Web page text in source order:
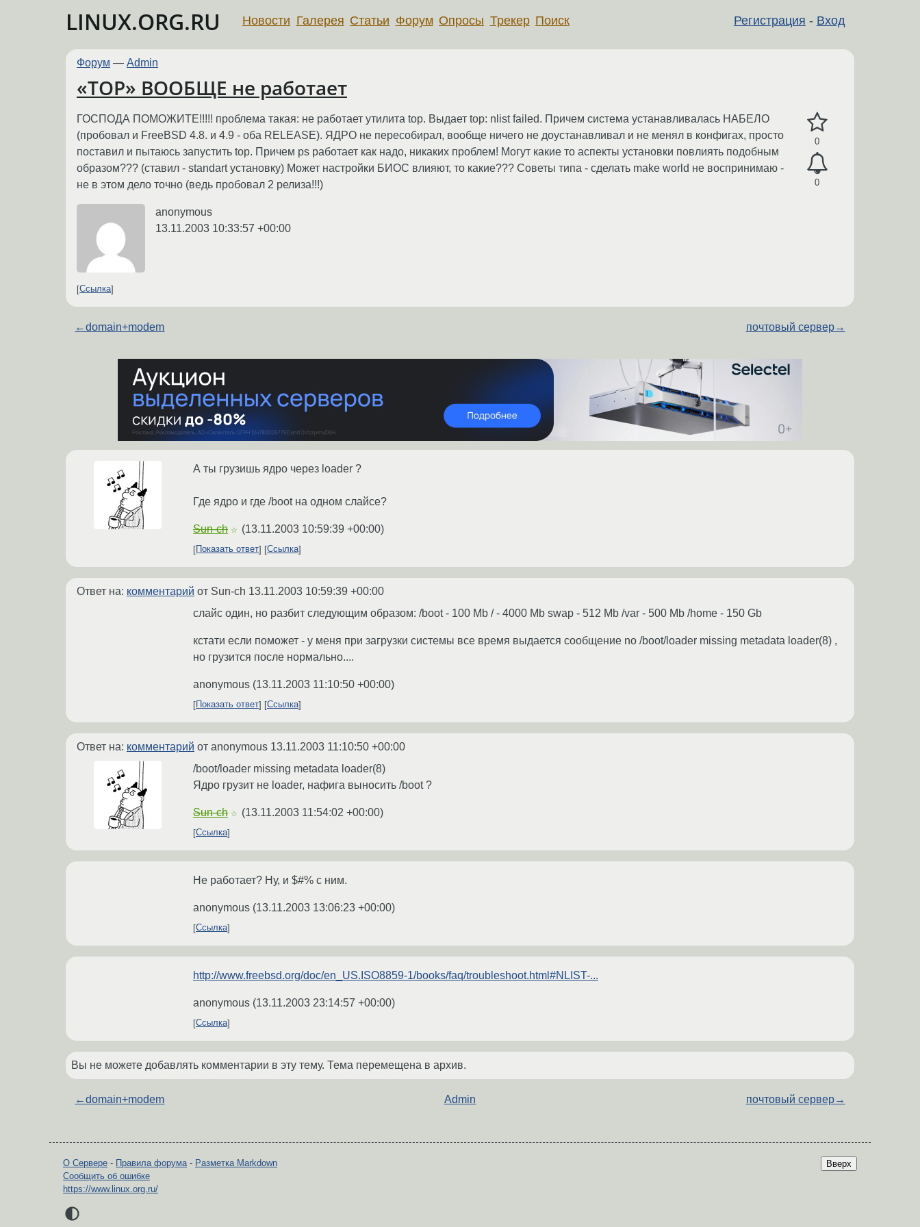
LINUX.ORG.RU Регистрация - Вход
Новости Галерея Статьи Форум Опросы Трекер Поиск
Форум — Admin
«TOP» ВООБЩЕ не работает
0
0
ГОСПОДА ПОМОЖИТЕ!!!!! проблема такая: не работает утилита top. Выдает top: nlist failed. Причем система устанавливалась НАБЕЛО
(пробовал и FreeBSD 4.8. и 4.9 - оба RELEASE). ЯДРО не пересобирал, вообще ничего не доустанавливал и не менял в конфигах, просто
поставил и пытаюсь запустить top. Причем ps работает как надо, никаких проблем! Могут какие то аспекты установки повлиять подобным
образом??? (ставил - standart установку) Может настройки БИОС влияют, то какие??? Cоветы типа - сделать make world не воспринимаю -
не в этом дело точно (ведь пробовал 2 релиза!!!)
anonymous
13.11.2003 10:33:57 +00:00
Ссылка
←domain+modem почтовый сервер→
А ты грузишь ядро через loader ?
Где ядро и где /boot на одном слайсе?
Sun-ch ☆ (13.11.2003 10:59:39 +00:00)
Показать ответ Ссылка
Ответ на: комментарий от Sun-ch 13.11.2003 10:59:39 +00:00
слайс один, но разбит следующим образом: /boot - 100 Mb / - 4000 Mb swap - 512 Mb /var - 500 Mb /home - 150 Gb
кстати если поможет - у меня при загрузки системы все время выдается сообщение no /boot/loader missing metadata loader(8) ,
но грузится после нормально....
anonymous (13.11.2003 11:10:50 +00:00)
Показать ответ Ссылка
Ответ на: комментарий от anonymous 13.11.2003 11:10:50 +00:00
/boot/loader missing metadata loader(8)
Ядро грузит не loader, нафига выносить /boot ?
Sun-ch ☆ (13.11.2003 11:54:02 +00:00)
Ссылка
Не работает? Ну, и $#% с ним.
anonymous (13.11.2003 13:06:23 +00:00)
Ссылка
http://www.freebsd.org/doc/en_US.ISO8859-1/books/faq/troubleshoot.html#NLIST-...
anonymous (13.11.2003 23:14:57 +00:00)
Ссылка
Вы не можете добавлять комментарии в эту тему. Тема перемещена в архив.
←domain+modem Admin почтовый сервер→
Вверх
О Сервере - Правила форума - Разметка Markdown
Сообщить об ошибке
https://www.linux.org.ru/